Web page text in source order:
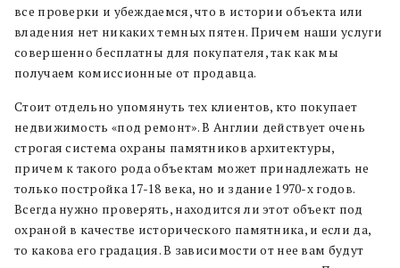
все проверки и убеждаемся, что в истории объекта или
владения нет никаких темных пятен. Причем наши услуги
совершенно бесплатны для покупателя, так как мы
получаем комиссионные от продавца.
Стоит отдельно упомянуть тех клиентов, кто покупает
недвижимость «под ремонт». В Англии действует очень
строгая система охраны памятников архитектуры,
причем к такого рода объектам может принадлежать не
только постройка 17-18 века, но и здание 1970-х годов.
Всегда нужно проверять, находится ли этот объект под
охраной в качестве исторического памятника, и если да,
то какова его градация. В зависимости от нее вам будут